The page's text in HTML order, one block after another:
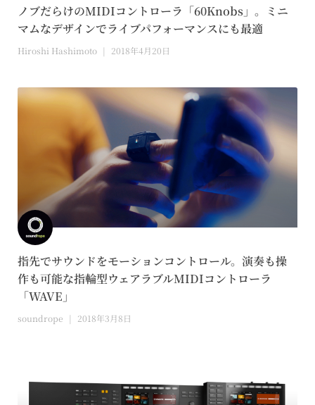
ノブだらけのMIDIコントローラ「60Knobs」。ミニ
マムなデザインでライブパフォーマンスにも最適
Hiroshi Hashimoto 2018年4月20日
指先でサウンドをモーションコントロール。演奏も操
作も可能な指輪型ウェアラブルMIDIコントローラ
「WAVE」
soundrope 2018年3月8日